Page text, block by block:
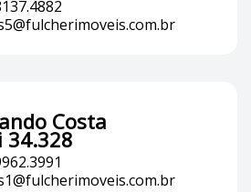
Costa
34.328